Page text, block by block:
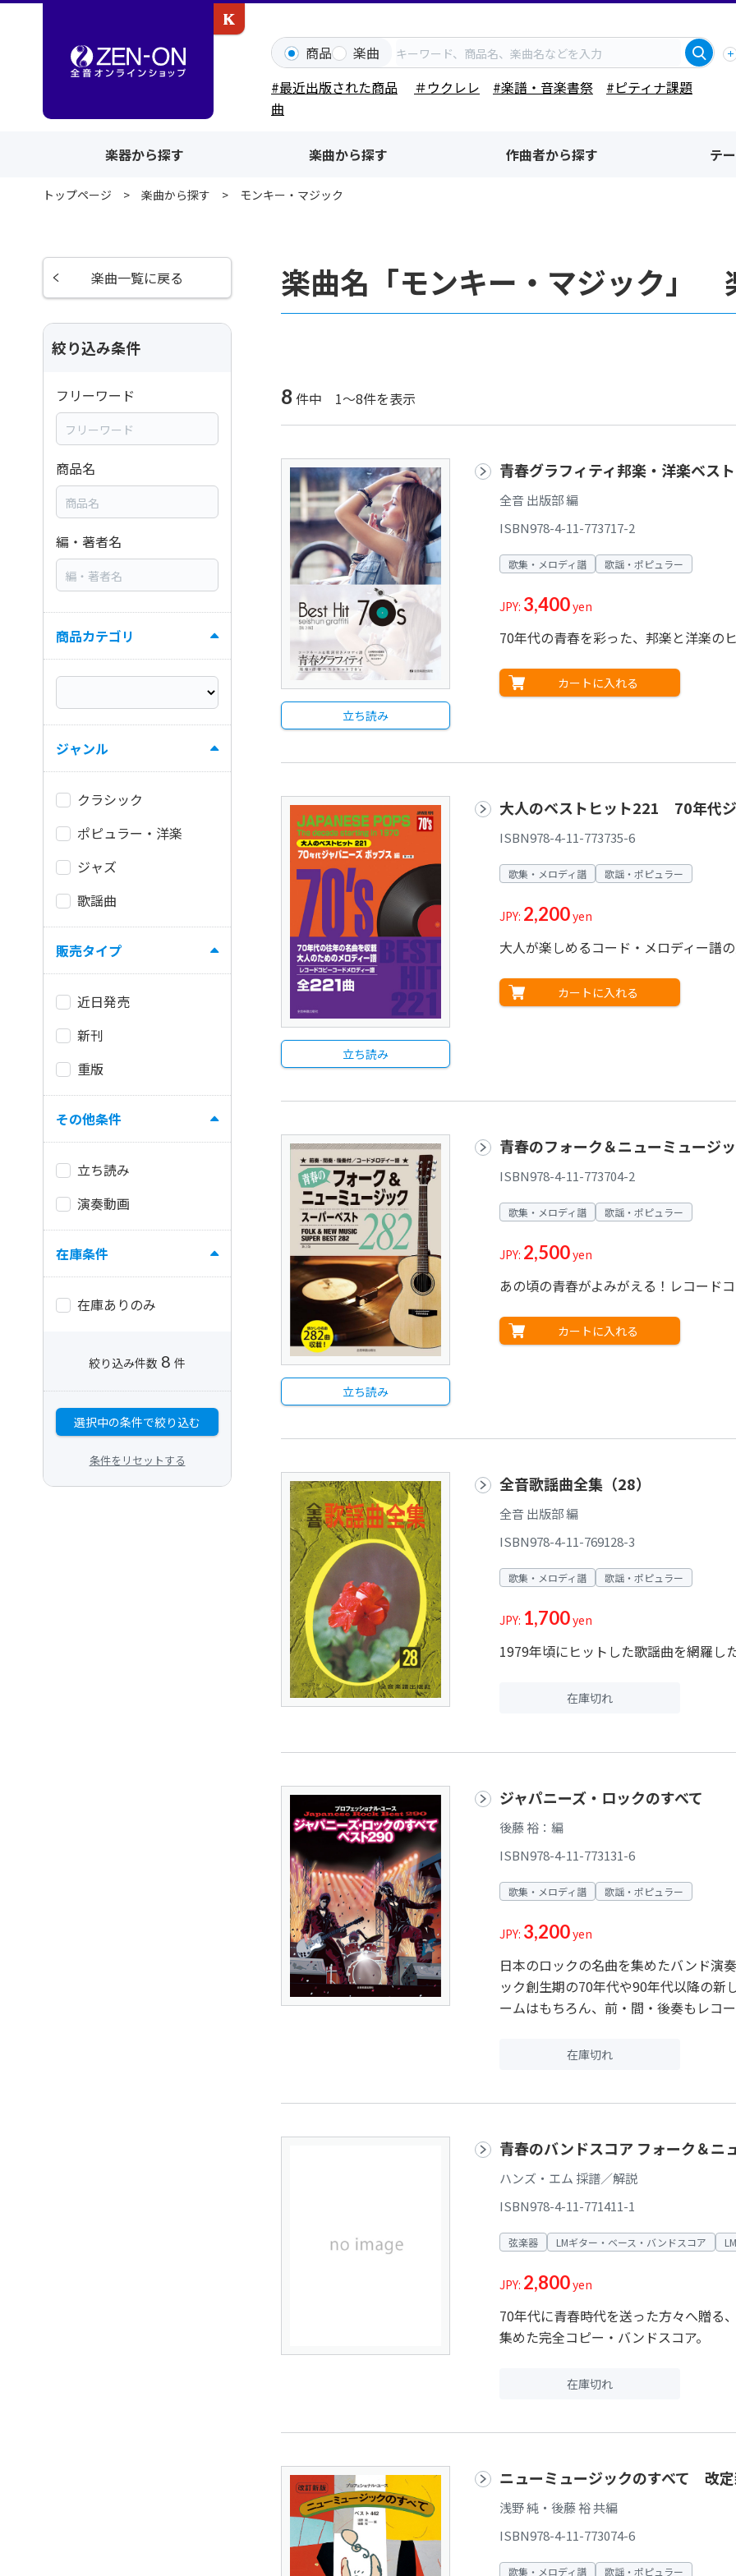
商品 楽曲
#最近出版された商品
＃ウクレレ #楽譜・音楽書祭
#ピティナ課題
曲
楽器から探す 楽曲から探す 作曲者から探す テ
トップページ 楽曲から探す モンキー・マジック
楽曲名「モンキー・マジック」
8 件中 1～8件を表示
立ち読み
青春グラフィティ邦楽・洋楽ベ
全音 出版部 編
ISBN978-4-11-773717-2
歌集・メロディ譜 歌謡・ポピュラー
JPY: 3,400yen
70年代の青春を彩った、邦楽と洋楽の
カートに入れる
立ち読み
大人のベストヒット221 70年代
ISBN978-4-11-773735-6
歌集・メロディ譜 歌謡・ポピュラー
JPY: 2,200yen
大人が楽しめるコード・メロディー譜の
カートに入れる
立ち読み
青春のフォーク＆ニューミュー
ISBN978-4-11-773704-2
歌集・メロディ譜 歌謡・ポピュラー
JPY: 2,500yen
あの頃の青春がよみがえる！レコード
カートに入れる
全音歌謡曲全集（28）
全音 出版部 編
ISBN978-4-11-769128-3
歌集・メロディ譜 歌謡・ポピュラー
JPY: 1,700yen
1979年頃にヒットした歌謡曲を網羅し
在庫切れ
ジャパニーズ・ロックのすべて
後藤 裕：編
ISBN978-4-11-773131-6
歌集・メロディ譜 歌謡・ポピュラー
JPY: 3,200yen
日本のロックの名曲を集めたバンド演
ック創生期の70年代や90年代以降の新
ームはもちろん、前・間・後奏もレコ
在庫切れ
青春のバンドスコア フォーク＆ニ
ハンズ・エム 採譜／解説
ISBN978-4-11-771411-1
弦楽器 LMギター・ベース・バンドスコア
JPY: 2,800yen
70年代に青春時代を送った方々へ贈る
集めた完全コピー・バンドスコア。
在庫切れ
ニューミュージックのすべて 改
浅野 純・後藤 裕 共編
ISBN978-4-11-773074-6
歌集・メロディ譜 歌謡・ポピュラー
楽曲一覧に戻る
絞り込み条件
フリーワード
商品名
編・著者名
商品カテゴリ
ジャンル
クラシック
ポピュラー・洋楽
ジャズ
歌謡曲
販売タイプ
近日発売
新刊
重版
その他条件
立ち読み
演奏動画
在庫条件
在庫ありのみ
絞り込み件数 8 件
選択中の条件で絞り込む
条件をリセットする